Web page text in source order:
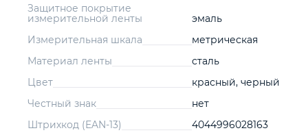
Защитное покрытие
измерительной ленты
эмаль
Измерительная шкала
метрическая
Материал ленты
сталь
Цвет
красный, черный
Честный знак
нет
Штрихкод (EAN-13)
4044996028163